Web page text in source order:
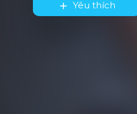
Yêu thích